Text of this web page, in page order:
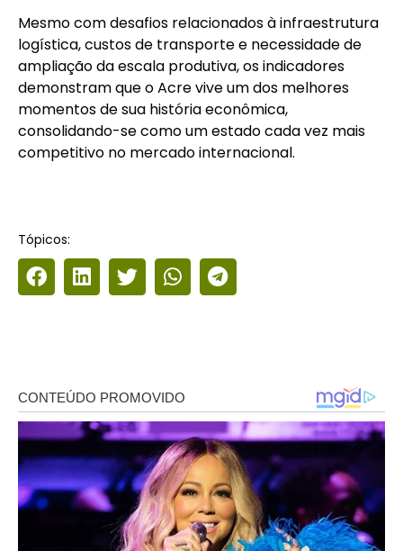
Mesmo com desafios relacionados à infraestrutura
logística, custos de transporte e necessidade de
ampliação da escala produtiva, os indicadores
demonstram que o Acre vive um dos melhores
momentos de sua história econômica,
consolidando-se como um estado cada vez mais
competitivo no mercado internacional.
Tópicos: